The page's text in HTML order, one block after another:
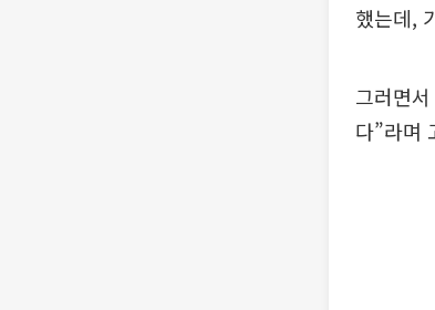
했는데,
그러면
다”라며